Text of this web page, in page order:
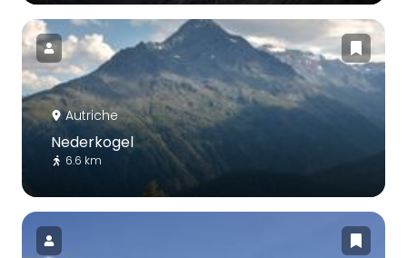
Autriche
Nederkogel
6.6 km